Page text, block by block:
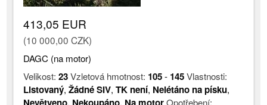
413,05 EUR
(10 000,00 CZK)
DAGC (na motor)
Velikost:23Vzletová hmotnost: 105- 145Vlastnosti:
Listovaný,Žádné SIV,TK není, Nelétáno na písku,
, , Opotřebení: